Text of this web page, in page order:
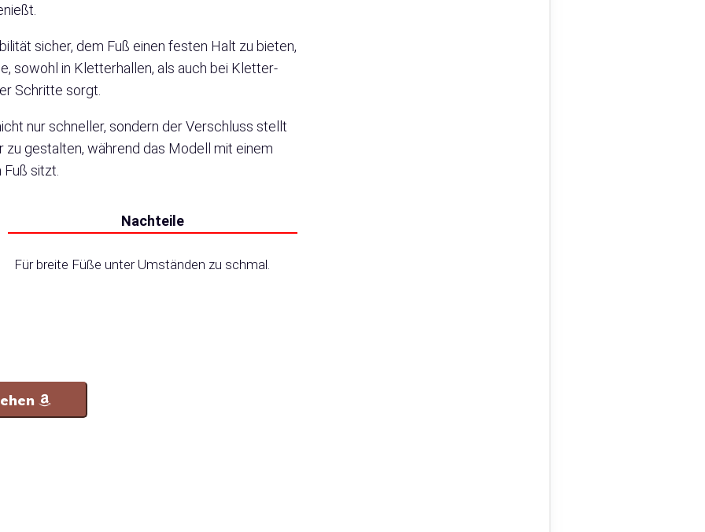
sicher, dem Fuß einen festen Halt zu bieten,
sowohl in Kletterhallen, als auch bei Kletter-
Schritte sorgt.
nur schneller, sondern der Verschluss stellt
zu gestalten, während das Modell mit einem
sitzt.
Nachteile
Für breite Füße unter Umständen zu schmal.